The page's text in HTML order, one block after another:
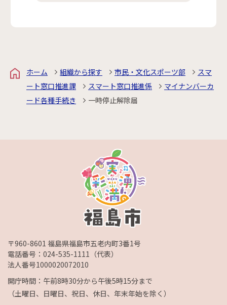
ホーム 組織から探す 市民・文化スポーツ部
スマ
ート窓口推進課
スマート窓口推進係
マイナンバーカ
ード各種手続き
一時停止解除届
〒960-8601 福島県福島市五老内町3番1号
電話番号： 024-535-1111
（代表）
法人番号1000020072010
開庁時間：午前8時30分から午後5時15分まで
（土曜日、日曜日、祝日、休日、年末年始を除く）